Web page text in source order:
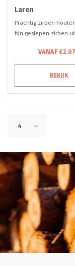
Laren
Prachtig zirben
fijn geslepen zirben
VANAF
BEKIJK
4